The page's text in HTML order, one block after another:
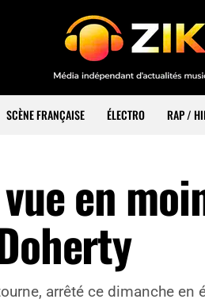
SCÈNE FRANÇAISE ÉLECTRO RAP /
en
arrêté ce dimanche en